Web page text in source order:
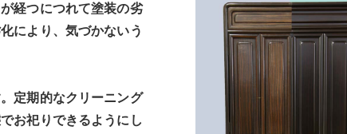
経つにつれて塗装の劣
により、気づかないう
定期的なクリーニング
お祀りできるようにし